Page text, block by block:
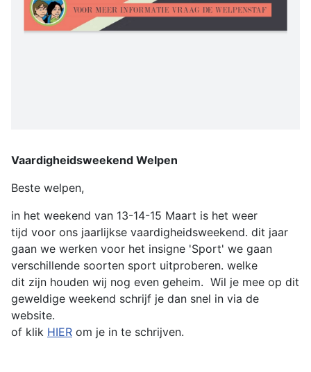
Vaardigheidsweekend Welpen
Beste welpen,
in het weekend van 13-14-15 Maart is het weer
tijd voor ons jaarlijkse vaardigheidsweekend. dit jaar
gaan we werken voor het insigne 'Sport' we gaan
verschillende soorten sport uitproberen. welke
dit zijn houden wij nog even geheim. Wil je mee op dit
geweldige weekend schrijf je dan snel in via de
website.
of klik HIER om je in te schrijven.